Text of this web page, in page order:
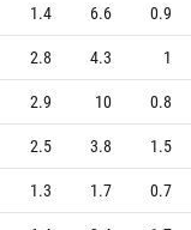
1.4 6.6
0.9
2.8 4.3
1
2.9 10
0.8
2.5 3.8
1.5
1.3 1.7
0.7